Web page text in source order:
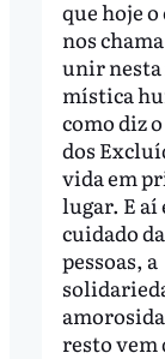
que hoje
nos
unir nesta
mística
como diz
dos
vida em
lugar. E aí
cuidado
pessoas, a
resto vem